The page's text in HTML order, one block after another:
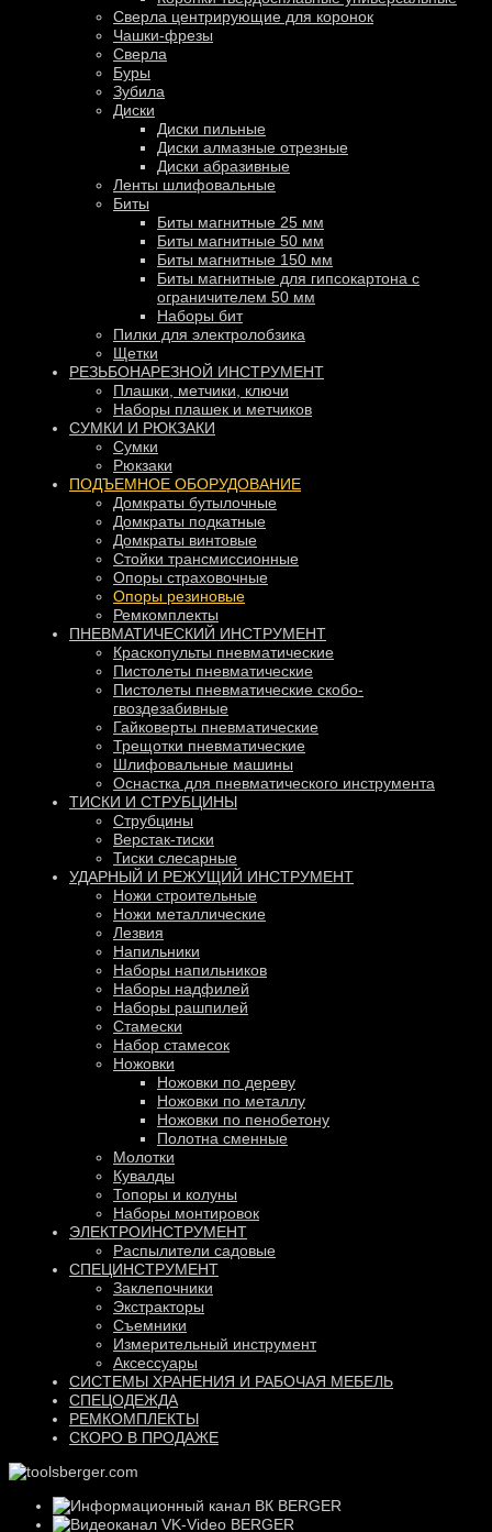
Сверла центрирующие для коронок
Чашки-фрезы
Сверла
Буры
Зубила
Диски
Диски пильные
Диски алмазные отрезные
Диски абразивные
Ленты шлифовальные
Биты
Биты магнитные 25 мм
Биты магнитные 50 мм
Биты магнитные 150 мм
Биты магнитные для гипсокартона с
ограничителем 50 мм
Наборы бит
Пилки для электролобзика
Щетки
РЕЗЬБОНАРЕЗНОЙ ИНСТРУМЕНТ
Плашки, метчики, ключи
Наборы плашек и метчиков
СУМКИ И РЮКЗАКИ
Сумки
Рюкзаки
ПОДЪЕМНОЕ ОБОРУДОВАНИЕ
Домкраты бутылочные
Домкраты подкатные
Домкраты винтовые
Стойки трансмиссионные
Опоры страховочные
Опоры резиновые
Ремкомплекты
ПНЕВМАТИЧЕСКИЙ ИНСТРУМЕНТ
Краскопульты пневматические
Пистолеты пневматические
Пистолеты пневматические скобо-
гвоздезабивные
Гайковерты пневматические
Трещотки пневматические
Шлифовальные машины
Оснастка для пневматического инструмента
ТИСКИ И СТРУБЦИНЫ
Струбцины
Верстак-тиски
Тиски слесарные
УДАРНЫЙ И РЕЖУЩИЙ ИНСТРУМЕНТ
Ножи строительные
Ножи металлические
Лезвия
Напильники
Наборы напильников
Наборы надфилей
Наборы рашпилей
Стамески
Набор стамесок
Ножовки
Ножовки по дереву
Ножовки по металлу
Ножовки по пенобетону
Полотна сменные
Молотки
Кувалды
Топоры и колуны
Наборы монтировок
ЭЛЕКТРОИНСТРУМЕНТ
Распылители садовые
СПЕЦИНСТРУМЕНТ
Заклепочники
Экстракторы
Съемники
Измерительный инструмент
Аксессуары
СИСТЕМЫ ХРАНЕНИЯ И РАБОЧАЯ МЕБЕЛЬ
СПЕЦОДЕЖДА
РЕМКОМПЛЕКТЫ
СКОРО В ПРОДАЖЕ